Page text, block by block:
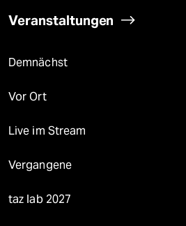
Veranstaltungen
Demnächst
Vor Ort
Live im Stream
Vergangene
taz lab 2027